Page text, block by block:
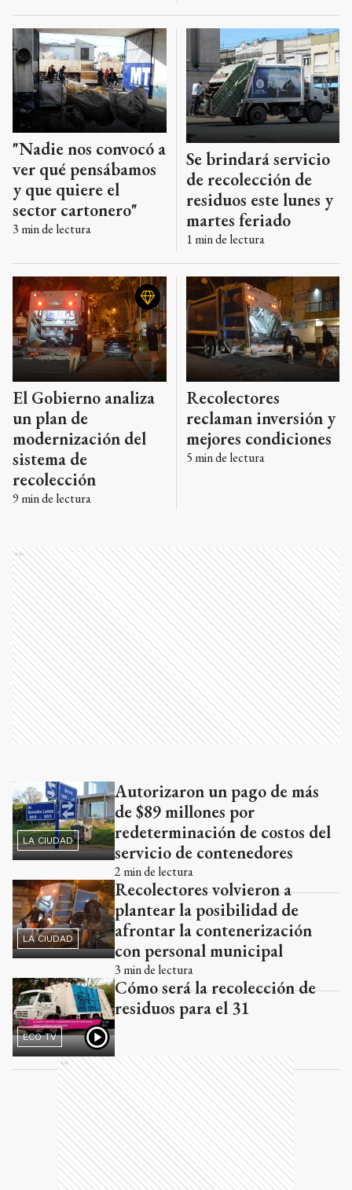
"Nadie nos convocó a
ver qué pensábamos
y que quiere el
sector cartonero"
3 min de lectura
Se brindará servicio
de recolección de
residuos este lunes y
martes feriado
1 min de lectura
El Gobierno analiza
un plan de
modernización del
sistema de
recolección
9 min de lectura
Recolectores
reclaman inversión y
mejores condiciones
5 min de lectura
Ads
LA CIUDAD
Autorizaron un pago de más
de $89 millones por
redeterminación de costos del
servicio de contenedores
2 min de lectura
LA CIUDAD
Recolectores volvieron a
plantear la posibilidad de
afrontar la contenerización
con personal municipal
3 min de lectura
ECO TV
Cómo será la recolección de
residuos para el 31
Ads